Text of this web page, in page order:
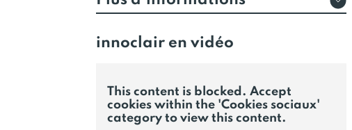
innoclair en vidéo
This content is blocked. Accept
cookies within the 'Cookies sociaux'
category to view this content.